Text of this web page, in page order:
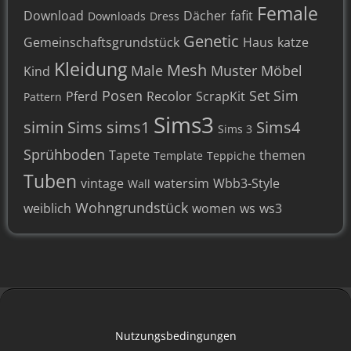
Download Downloads Dress Dächer fafit Female
Gemeinschaftsgrundstück Genetic Haus katze
Kind Kleidung Male Mesh Muster Möbel
Pattern Pferd Posen Recolor ScrapKit Set Sim
simin Sims sims1 Sims3 Sims 3 Sims4
Sprühboden Tapete Template Teppiche themen
Tuben vintage Wall watersim Wbb3-Style
weiblich Wohngrundstück women ws ws3
Nutzungsbedingungen